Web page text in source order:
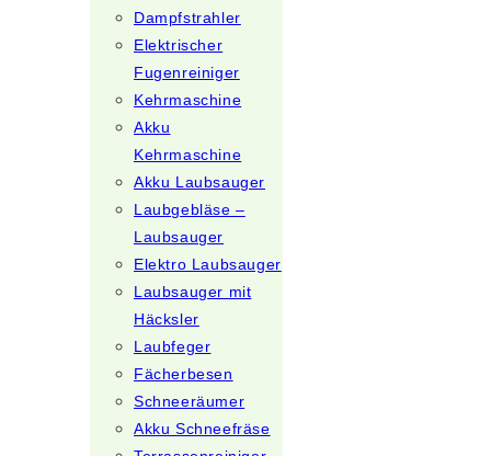
Dampfstrahler
Elektrischer
Fugenreiniger
Kehrmaschine
Akku
Kehrmaschine
Akku Laubsauger
Laubgebläse –
Laubsauger
Elektro Laubsauger
Laubsauger mit
Häcksler
Laubfeger
Fächerbesen
Schneeräumer
Akku Schneefräse